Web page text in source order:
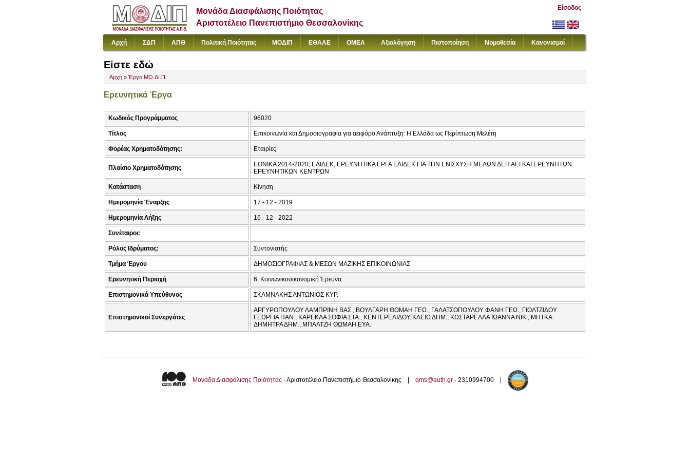
Μονάδα Διασφάλισης Ποιότητας
Αριστοτέλειο Πανεπιστήμιο Θεσσαλονίκης
Είσοδος
Αρχή ΣΔΠ ΑΠΘ Πολιτική Ποιότητας ΜΟΔΙΠ ΕΘΑΑΕ ΟΜΕΑ Αξιολόγηση Πιστοποίηση Νομοθεσία Κανονισμοί
Είστε εδώ
Αρχή » Έργο ΜΟ.ΔΙ.Π.
Ερευνητικά Έργα
Κωδικός Προγράμματος 96020
Τίτλος Επικοινωνία και Δημοσιογραφία για αειφόρο Ανάπτυξη: Η Ελλάδα ως Περίπτωση Μελέτη
Φορέας Χρηματοδότησης: Εταιρίες
Πλαίσιο Χρηματοδότησης
ΕΘΝΙΚΑ 2014-2020, ΕΛΙΔΕΚ, ΕΡΕΥΝΗΤΙΚΑ ΕΡΓΑ ΕΛΙΔΕΚ ΓΙΑ ΤΗΝ ΕΝΙΣΧΥΣΗ ΜΕΛΩΝ ΔΕΠ ΑΕΙ ΚΑΙ ΕΡΕΥΝΗΤΩΝ
ΕΡΕΥΝΗΤΙΚΩΝ ΚΕΝΤΡΩΝ
Κατάσταση Κίνηση
Ημερομηνία Έναρξης 17 - 12 - 2019
Ημερομηνία Λήξης 16 - 12 - 2022
Συνέταιροι:
Ρόλος Ιδρύματος: Συντονιστής
Τμήμα Έργου ΔΗΜΟΣΙΟΓΡΑΦΙΑΣ & ΜΕΣΩΝ ΜΑΖΙΚΗΣ ΕΠΙΚΟΙΝΩΝΙΑΣ
Ερευνητική Περιοχή 6. Κοινωνικοοικονομική Έρευνα
Επιστημονικά Υπεύθυνος ΣΚΑΜΝΑΚΗΣ ΑΝΤΩΝΙΟΣ ΚΥΡ.
Επιστημονικοί Συνεργάτες
ΑΡΓΥΡΟΠΟΥΛΟΥ ΛΑΜΠΡΙΝΗ ΒΑΣ., ΒΟΥΛΓΑΡΗ ΘΩΜΑΗ ΓΕΩ., ΓΑΛΑΤΣΟΠΟΥΛΟΥ ΦΑΝΗ ΓΕΩ., ΓΙΟΛΤΖΙΔΟΥ
ΓΕΩΡΓΙΑ ΠΑΝ., ΚΑΡΕΚΛΑ ΣΟΦΙΑ ΣΤΑ., ΚΕΝΤΕΡΕΛΙΔΟΥ ΚΛΕΙΩ ΔΗΜ., ΚΩΣΤΑΡΕΛΛΑ ΙΩΑΝΝΑ ΝΙΚ., ΜΗΤΚΑ
ΔΗΜΗΤΡΑ ΔΗΜ., ΜΠΑΛΤΖΗ ΘΩΜΑΗ ΕΥΑ.
Μονάδα Διασφάλισης Ποιότητας - Αριστοτέλειο Πανεπιστήμιο Θεσσαλονίκης | qms@auth.gr - 2310994700 |